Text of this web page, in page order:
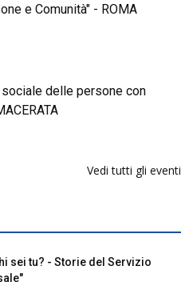
e Comunità" - ROMA
sociale delle persone con
Vedi tutti gli eventi
sei tu? - Storie del Servizio